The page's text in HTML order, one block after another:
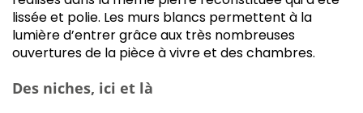
lissée et polie. Les murs blancs permettent à la
lumière d’entrer grâce aux très nombreuses
ouvertures de la pièce à vivre et des chambres.
Des niches, ici et là